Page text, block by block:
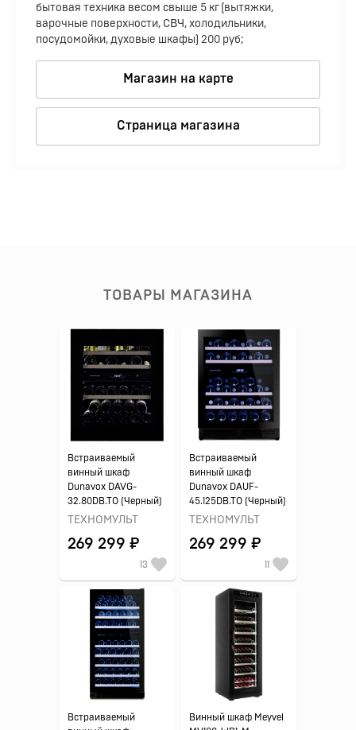
бытовая техника весом свыше 5 кг (вытяжки,
варочные поверхности, СВЧ, холодильники,
посудомойки, духовые шкафы) 200 руб;
Магазин на карте
Страница магазина
ТОВАРЫ МАГАЗИНА
Встраиваемый
винный шкаф
Dunavox DAVG-
32.80DB.TO (Черный)
ТЕХНОМУЛЬТ
269 299 ₽
13
Встраиваемый
винный шкаф
Dunavox DAUF-
45.125DB.TO (Черный)
ТЕХНОМУЛЬТ
269 299 ₽
11
Встраиваемый
Винный шкаф Meyvel